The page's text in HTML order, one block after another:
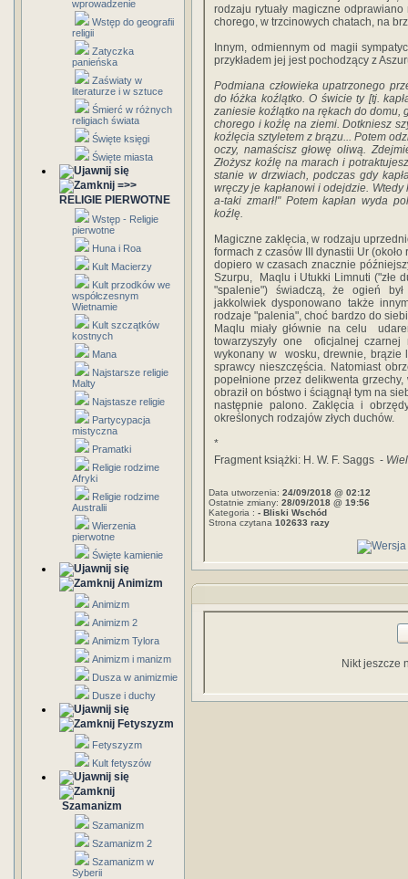
wprowadzenie
Wstęp do geografii
religii
Zatyczka
panieńska
Zaświaty w
literaturze i w sztuce
Śmierć w różnych
religiach świata
Święte księgi
Święte miasta
=>>
RELIGIE PIERWOTNE
Wstęp - Religie
pierwotne
Huna i Roa
Kult Macierzy
Kult przodków we
współczesnym
Wietnamie
Kult szczątków
kostnych
Mana
Najstarsze religie
Malty
Najstasze religie
Partycypacja
mistyczna
Pramatki
Religie rodzime
Afryki
Religie rodzime
Australii
Wierzenia
pierwotne
Święte kamienie
Animizm
Animizm
Animizm 2
Animizm Tylora
Animizm i manizm
Dusza w animizmie
Dusze i duchy
Fetyszyzm
Fetyszyzm
Kult fetyszów
Szamanizm
Szamanizm
Szamanizm 2
Szamanizm w
Syberii
rodzaju rytuały magiczne
chorego, w trzcinowych chatach, na
Innym, odmiennym od magii
przykładem jej jest pochodzący z
Podmiana człowieka upatrzonego
do łóżka koźlątko. O świcie ty [tj.
zaniesie koźlątko na rękach do domu,
chorego i koźlę na ziemi. Dotkniesz
koźlęcia sztyletem z brązu... Potem
oczy, namaścisz głowę oliwą.
Złożysz koźlę na marach i
stanie w drzwiach, podczas gdy
wręczy je kapłanowi i odejdzie.
a-taki zmarł!" Potem kapłan wyda
koźlę.
Magiczne zaklęcia, w rodzaju
formach z czasów III dynastii Ur
dopiero w czasach znacznie
Szurpu, Maqlu i Utukki Limnuti ("złe
"spalenie") świadczą, że ogień był
jakkolwiek dysponowano także
rodzaje "palenia", choć bardzo do
Maqlu miały głównie na celu
towarzyszyły one oficjalnej
wykonany w wosku, drewnie, brązie
sprawcy nieszczęścia. Natomiast
popełnione przez delikwenta
obraził on bóstwo i ściągnął tym na
następnie palono. Zaklęcia i
określonych rodzajów złych duchów.
*
Fragment książki: H. W. F. Saggs -
Data utworzenia: 24/09/2018 @ 02:12
Ostatnie zmiany: 28/09/2018 @ 19:56
Kategoria : - Bliski Wschód
Strona czytana 102633 razy
Nikt jeszcze